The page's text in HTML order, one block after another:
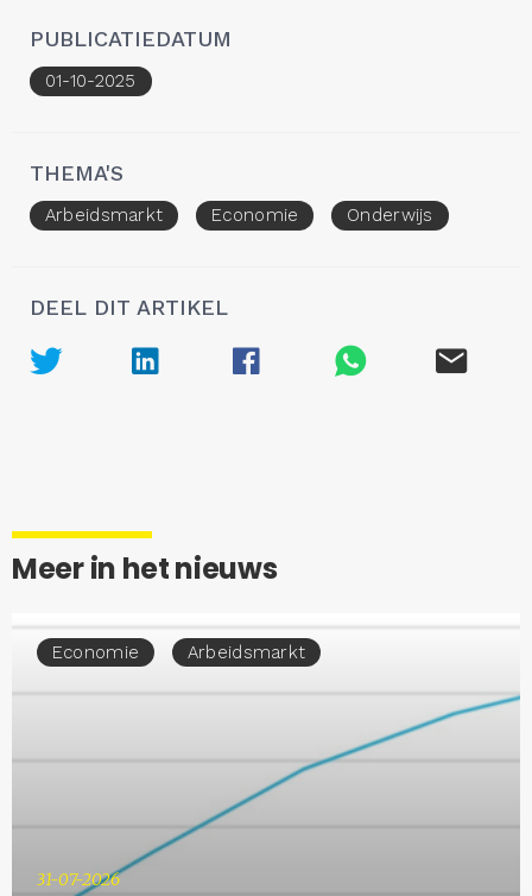
PUBLICATIEDATUM
01-10-2025
THEMA'S
Arbeidsmarkt Economie Onderwijs
DEEL DIT ARTIKEL
Meer in het nieuws
Economie Arbeidsmarkt
31-07-2026